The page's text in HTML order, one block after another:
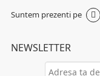
Suntem prezenti pe
NEWSLETTER